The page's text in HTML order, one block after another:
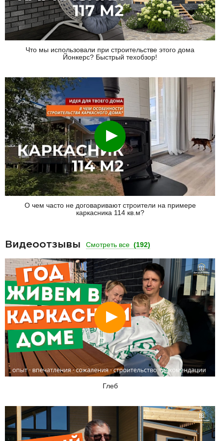
Что мы использовали при строительстве этого дома
Йонкерс? Быстрый техобзор!
Смотреть
О чем часто не договаривают строители на примере
каркасника 114 кв.м?
Видеоотзывы Смотреть все (192)
Смотреть
Глеб